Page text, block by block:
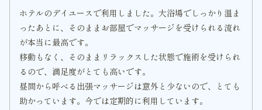
ホテルのデイユースで利用しました。大浴場でしっかり温ま
ったあとに、そのままお部屋でマッサージを受けられる流れ
が本当に最高です。
移動もなく、そのままリラックスした状態で施術を受けられ
るので、満足度がとても高いです。
昼間から呼べる出張マッサージは意外と少ないので、とても
助かっています。今では定期的に利用しています。